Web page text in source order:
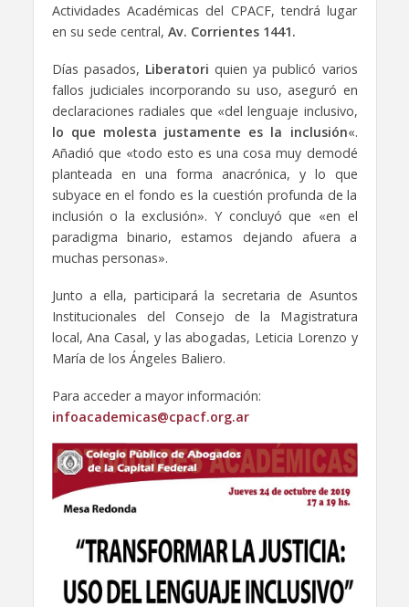
Actividades Académicas del CPACF, tendrá lugar
en su sede central, Av. Corrientes 1441.
Días pasados, Liberatori quien ya publicó varios
fallos judiciales incorporando su uso, aseguró en
declaraciones radiales que «del lenguaje inclusivo,
lo que molesta justamente es la inclusión«.
Añadió que «todo esto es una cosa muy demodé
planteada en una forma anacrónica, y lo que
subyace en el fondo es la cuestión profunda de la
inclusión o la exclusión». Y concluyó que «en el
paradigma binario, estamos dejando afuera a
muchas personas».
Junto a ella, participará la secretaria de Asuntos
Institucionales del Consejo de la Magistratura
local, Ana Casal, y las abogadas, Leticia Lorenzo y
María de los Ángeles Baliero.
Para acceder a mayor información:
infoacademicas@cpacf.org.ar